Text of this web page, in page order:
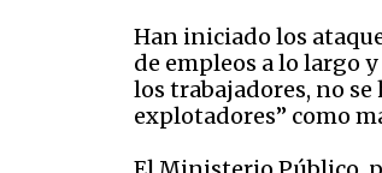
Han iniciado los
de empleos a lo largo
los trabajadores, no se
explotadores” como